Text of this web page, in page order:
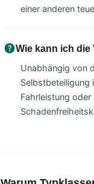
einer anderen
Wie kann ich
Unabhängig von
Selbstbeteiligung
Fahrleistung